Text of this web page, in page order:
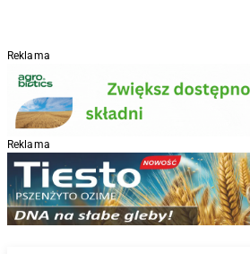
Reklama
Reklama